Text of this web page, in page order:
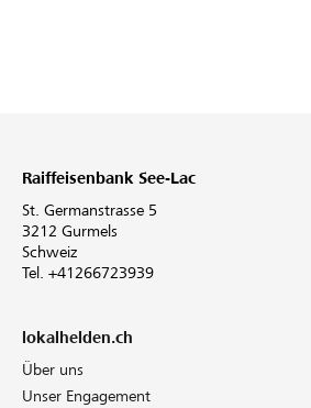
Raiffeisenbank See-Lac
St. Germanstrasse 5
3212 Gurmels
Schweiz
Tel. +41266723939
lokalhelden.ch
Über uns
Unser Engagement